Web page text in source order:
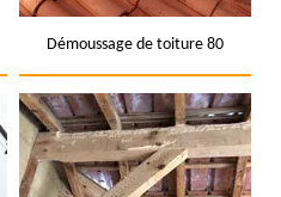
Démoussage de toiture 80